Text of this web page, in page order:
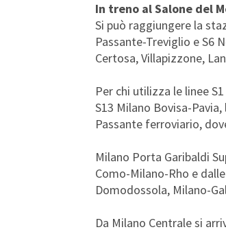
In treno al Salone del
Si può raggiungere la
Passante-Treviglio e S6
Certosa, Villapizzone,
Per chi utilizza le linee
S13 Milano Bovisa-
Passante ferroviario,
Milano Porta Garibaldi
Como-Milano-Rho e
Domodossola, Milano-
Da Milano Centrale si